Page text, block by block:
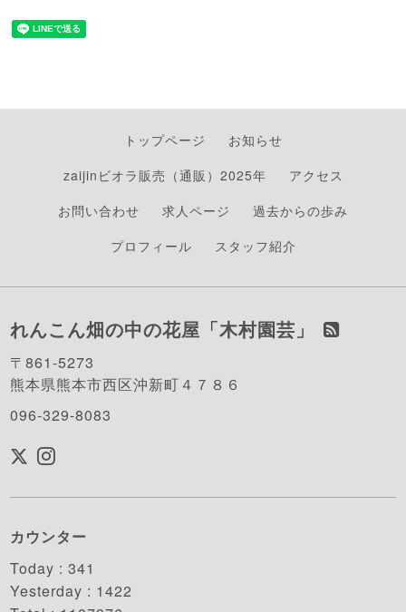
トップページ
お知らせ
zaijinビオラ販売（通販）2025年
アクセス
お問い合わせ
求人ページ
過去からの歩み
プロフィール
スタッフ紹介
れんこん畑の中の花屋「木村園芸」
〒861-5273
熊本県熊本市西区沖新町４７８６
096-329-8083
カウンター
Today :341
Yesterday : 1422